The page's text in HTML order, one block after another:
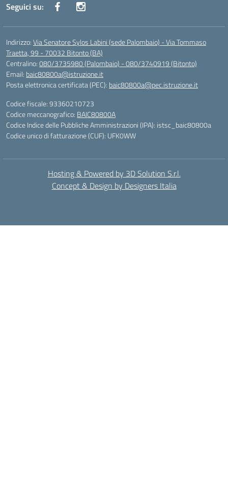
Seguici su:
Indirizzo:Via Senatore Sylos Labini (sede Palombaio) - Via Tommaso
Traetta, 99 - 70032 Bitonto (BA)
Centralino:080/3735980 (Palombaio) - 080/3740919 (Bitonto)
Email: baic80800a@istruzione.it
Posta elettronica certificata (PEC): baic80800a@pec.istruzione.it
Codice fiscale: 93360210723
Codice meccanografico: BAIC80800A
Codice Indice delle Pubbliche Amministrazioni (IPA): istsc_baic80800a
Codice unico di fatturazione (CUF): UFK0WW
Hosting & Powered by 3D Solution S.r.l.
Concept & Design by Designers Italia